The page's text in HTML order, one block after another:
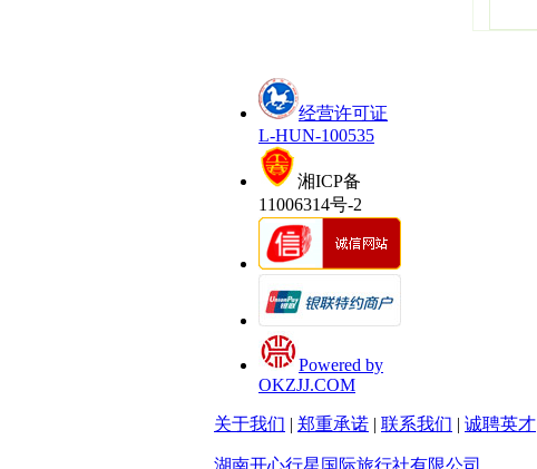
经营许可证
L-HUN-100535
湘ICP备
11006314号-2
Powered by
OKZJJ.COM
关于我们 | 郑重承诺 | 联系我们 | 诚聘英才
湖南开心行星国际旅行社有限公司